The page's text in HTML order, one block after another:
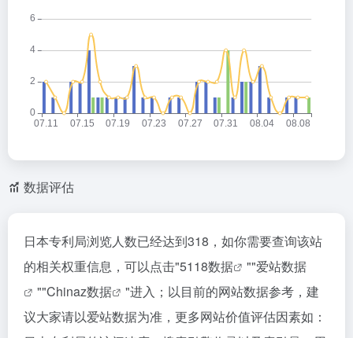
数据评估
日本专利局浏览人数已经达到318，如你需要查询该站
的相关权重信息，可以点击"5118数据 ""爱站数据
""Chinaz数据
"进入；以目前的网站数据参考，建
议大家请以爱站数据为准，更多网站价值评估因素如：